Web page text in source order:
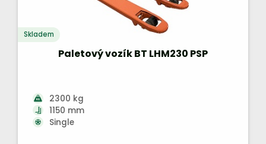
Skladem
Paletový vozík BT LHM230 PSP
2300 kg
1150 mm
Single